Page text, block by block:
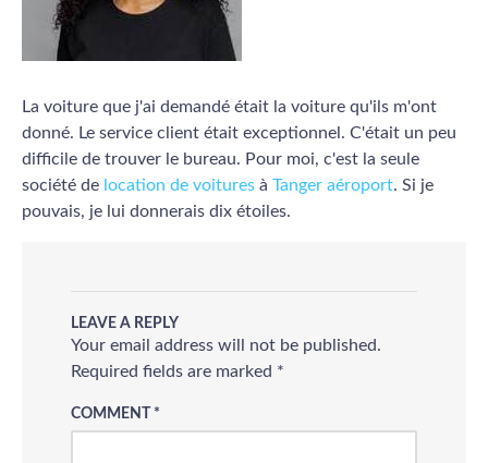
La voiture que j'ai demandé était la voiture qu'ils m'ont
donné. Le service client était exceptionnel. C'était un peu
difficile de trouver le bureau. Pour moi, c'est la seule
société de location de voitures à Tanger aéroport. Si je
pouvais, je lui donnerais dix étoiles.
LEAVE A REPLY
Your email address will not be published.
Required fields are marked *
COMMENT *